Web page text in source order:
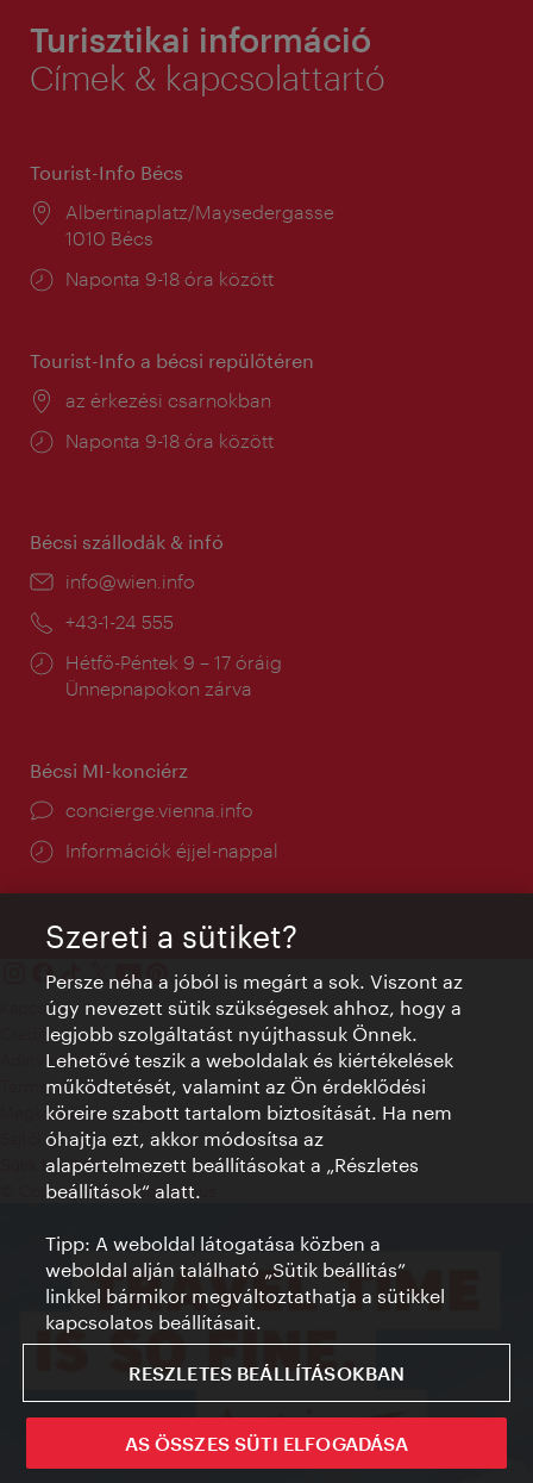
Turisztikai információ
Címek & kapcsolattartó
Tourist-Info Bécs
Helyszín:
Albertinaplatz/Maysedergasse
1010 Bécs
Nyitva
Naponta 9-18 óra között
Tourist-Info a bécsi repülőtéren
Helyszín:
az érkezési csarnokban
Nyitva
Naponta 9-18 óra között
Bécsi szállodák & infó
E-
info@wien.info
Telefon:
+43-1-24 555
Nyitva
tartás:
Hétfő-Péntek 9 – 17 óráig
Ünnepnapokon zárva
Bécsi MI-konciérz
concierge.vienna.info
Információk éjjel-nappal
Kapcsolat
Credits
Adatvédelmi nyilatkozat
Terms of Use
Megközelíthetőség
Sajtókapcsolat
Sütik beállítása
© Copyright WienTourismus
Szereti a sütiket?
Persze néha a jóból is megárt a sok. Viszont az
úgy nevezett sütik szükségesek ahhoz, hogy a
legjobb szolgáltatást nyújthassuk Önnek.
Lehetővé teszik a weboldalak és kiértékelések
működtetését, valamint az Ön érdeklődési
köreire szabott tartalom biztosítását. Ha nem
óhajtja ezt, akkor módosítsa az
alapértelmezett beállításokat a „Részletes
beállítások“ alatt.
Tipp: A weboldal látogatása közben a
weboldal alján található „Sütik beállítás”
linkkel bármikor megváltoztathatja a sütikkel
kapcsolatos beállításait.
RESZLETES BEÁLLÍTÁSOKBAN
AS ÖSSZES SÜTI ELFOGADÁSA